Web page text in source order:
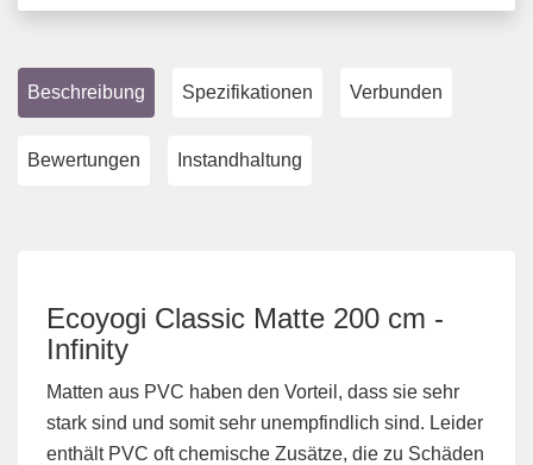
Beschreibung Spezifikationen Verbunden
Bewertungen Instandhaltung
Ecoyogi Classic Matte 200 cm -
Infinity
Matten aus PVC haben den Vorteil, dass sie sehr
stark sind und somit sehr unempfindlich sind. Leider
enthält PVC oft chemische Zusätze, die zu Schäden